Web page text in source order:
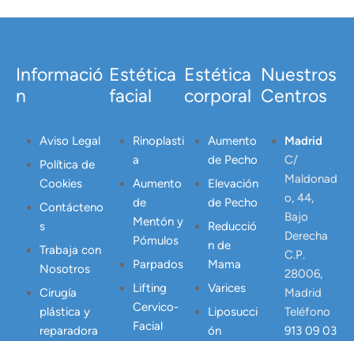
Informació
n
Aviso Legal
Política de
Cookies
Contácteno
s
Trabaja con
Nosotros
Cirugía
plástica y
reparadora
Estética
facial
Rinoplasti
a
Aumento
de
Mentón y
Pómulos
Parpados
Lifting
Cervico-
Facial
Estética
corporal
Aumento
de Pecho
Elevación
de Pecho
Reducció
n de
Mama
Varices
Liposucci
ón
Nuestros
Centros
Madrid
C/
Maldonad
o, 44,
Bajo
Derecha
C.P.
28006,
Madrid
Teléfono
913 09 03